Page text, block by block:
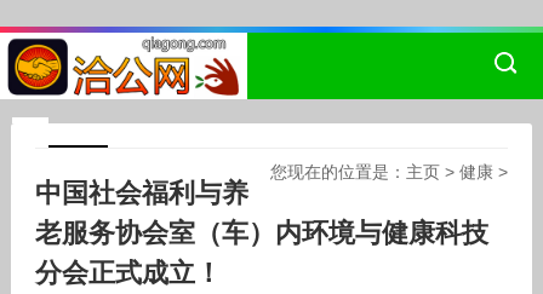
您现在的位置是： 主页 >健康 >
中国社会福利与养
老服务协会室（车）内环境与健康科技
分会正式成立！